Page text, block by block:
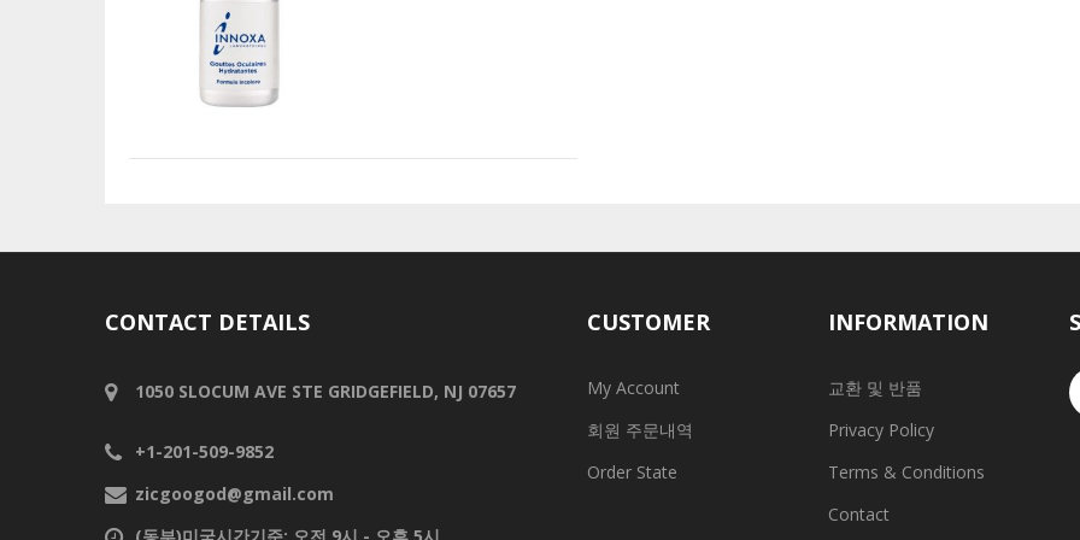
CONTACT DETAILS
1050 SLOCUM AVE STE GRIDGEFIELD, NJ 07657
+1-201-509-9852
zicgoogod@gmail.com
(동부)미국시간기준: 오전 9시 - 오후 5시
CUSTOMER
My Account
회원 주문내역
Order State
INFORMATION
교환 및 반품
Privacy Policy
Terms & Conditions
Contact